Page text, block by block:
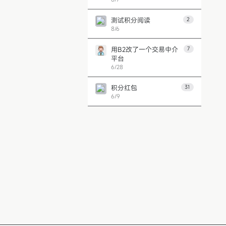
测试积分阅读 2
8/6
用B2改了一个交易中介
平台
7
6/28
积分红包 31
6/9
上一页
第 1 页 下一页